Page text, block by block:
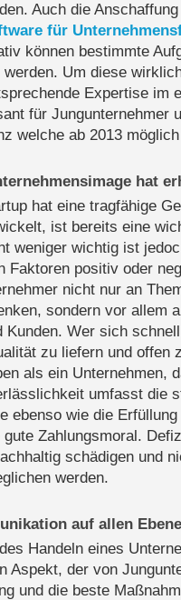
Auch die
für
können bestimmte
Um diese
Expertise im
für Jungunternehmer
welche ab 2013
hat
hat eine tragfähige
ist bereits eine
weniger wichtig ist
Faktoren positiv oder
nicht nur an
sondern vor allem
Kunden. Wer sich
zu liefern und offen
als ein Unternehmen,
umfasst die
ebenso wie die
Zahlungsmoral.
schädigen und
werden.
auf allen
Handeln eines
Aspekt, der von
und die beste